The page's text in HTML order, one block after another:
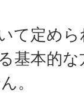
て定め
基本的
。